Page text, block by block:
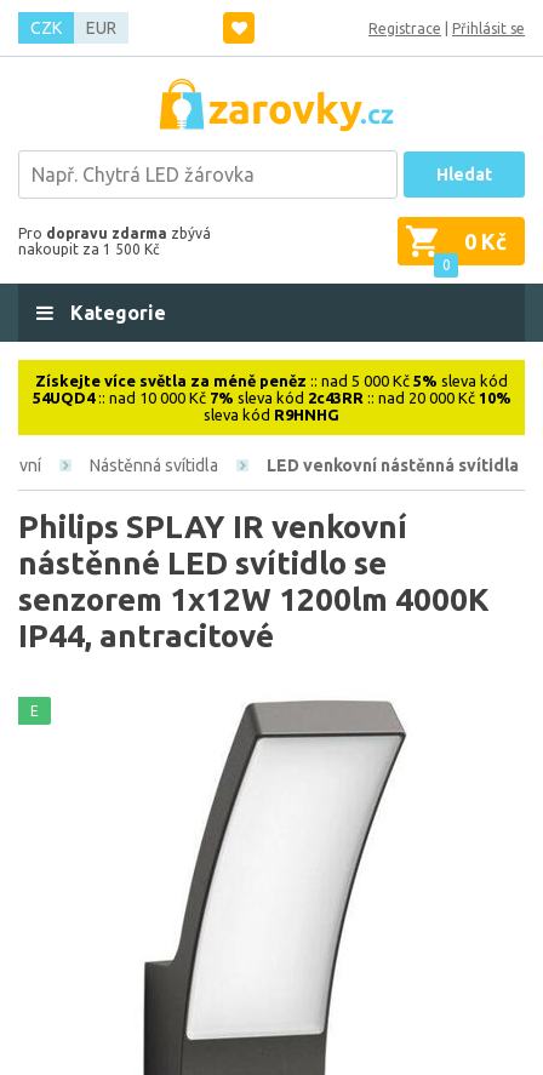
CZK EUR Registrace Přihlásit se
Hledat
Pro dopravu zdarma zbývá
nakoupit za 1 500 Kč
0
0 Kč
Kategorie
Získejte více světla za méně peněz :: nad 5 000 Kč 5% sleva kód
54UQD4:: nad 10 000 Kč 7% sleva kód 2c43RR :: nad 20 000 Kč 10%
sleva kód R9HNHG
Nástěnná svítidla LED venkovní nástěnná svítidla
Philips SPLAY IR venkovní
nástěnné LED svítidlo se
senzorem 1x12W 1200lm 4000K
IP44, antracitové
E